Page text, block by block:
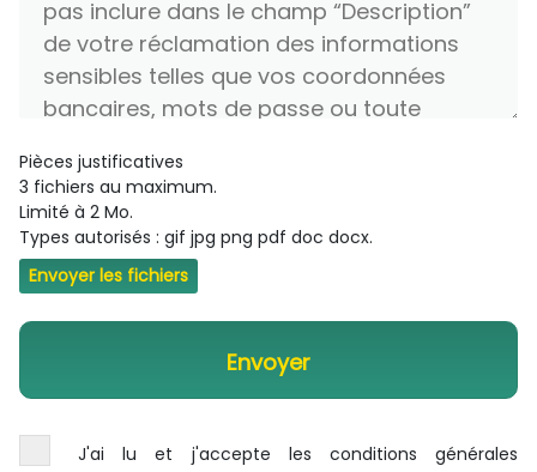
Pièces justificatives
3 fichiers au maximum.
Limité à 2 Mo.
Types autorisés : gif jpg png pdf doc docx.
Envoyer les fichiers
J'ai lu et j'accepte les conditions générales